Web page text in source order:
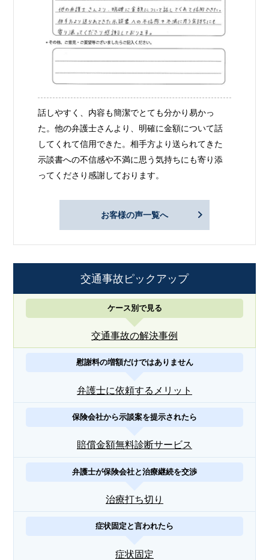
話しやすく、内容も簡潔でとても分かり易かっ
た。他の弁護士さんより、明確に金額について話
してくれて信用できた。相手方より送られてきた
示談書への不信感や不満に思う気持ちにも寄り添
ってくださり感謝しております。
お客様の声一覧へ
交通事故ピックアップ
ケース別で見る
交通事故の解決事例
慰謝料の増額だけではありません
弁護士に依頼するメリット
保険会社から示談案を提示されたら
賠償金額無料診断サービス
弁護士が保険会社と治療継続を交渉
治療打ち切り
症状固定と言われたら
症状固定